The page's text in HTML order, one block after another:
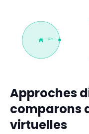
Approches
comparons
virtuelles